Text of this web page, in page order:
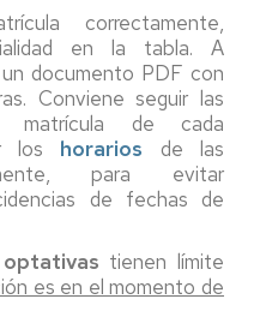
correctamente,
en la tabla. A
documento PDF con
Conviene seguir las
matrícula de cada
los horarios
de las
para evitar
de fechas de
tienen límite
es en el momento de